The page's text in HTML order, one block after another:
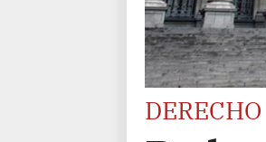
DERECHO